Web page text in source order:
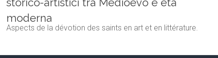
moderna
Aspects de la dévotion des saints en art et en littérature.